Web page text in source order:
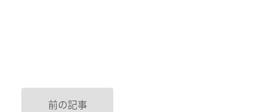
前の記事